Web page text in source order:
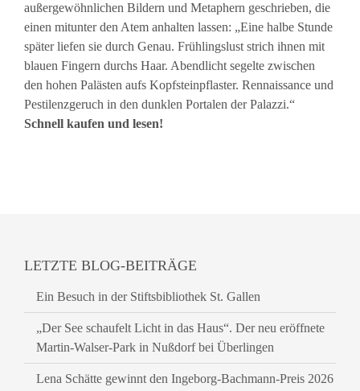
außergewöhnlichen Bildern und Metaphern geschrieben, die
einen mitunter den Atem anhalten lassen: „Eine halbe Stunde
später liefen sie durch Genau. Frühlingslust strich ihnen mit
blauen Fingern durchs Haar. Abendlicht segelte zwischen
den hohen Palästen aufs Kopfsteinpflaster. Rennaissance und
Pestilenzgeruch in den dunklen Portalen der Palazzi.“
Schnell kaufen und lesen!
LETZTE BLOG-BEITRÄGE
Ein Besuch in der Stiftsbibliothek St. Gallen
„Der See schaufelt Licht in das Haus“. Der neu eröffnete
Martin-Walser-Park in Nußdorf bei Überlingen
Lena Schätte gewinnt den Ingeborg-Bachmann-Preis 2026